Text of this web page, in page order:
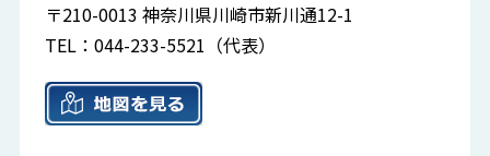
〒210-0013 神奈川県川崎市新川通12-1
TEL：044-233-5521（代表）